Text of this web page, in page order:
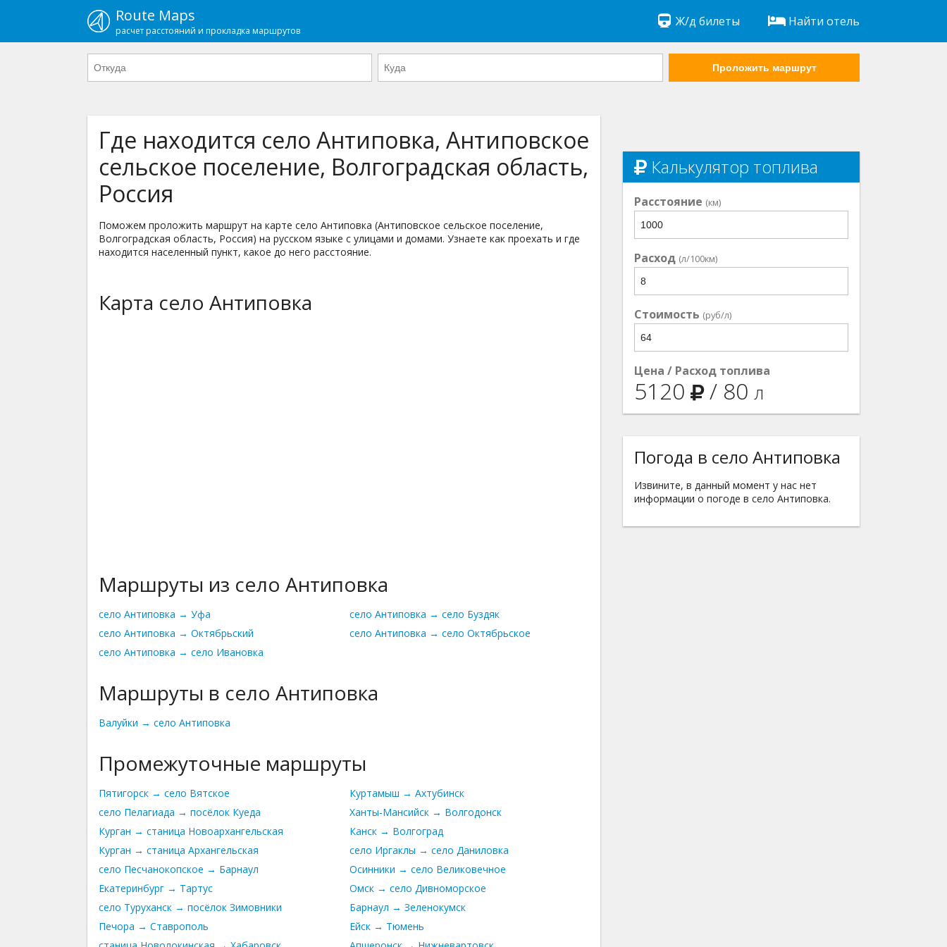
Route Maps
расчет расстояний и прокладка маршрутов
Ж/д билеты Найти отель
Проложить маршрут
Где находится село Антиповка, Антиповское
сельское поселение, Волгоградская область,
Россия
Поможем проложить маршрут на карте село Антиповка (Антиповское сельское поселение,
Волгоградская область, Россия) на русском языке с улицами и домами. Узнаете как проехать и где
находится населенный пункт, какое до него расстояние.
Карта село Антиповка
Маршруты из село Антиповка
село Антиповка → Уфа
село Антиповка → Октябрьский
село Антиповка → село Ивановка
село Антиповка → село Буздяк
село Антиповка → село Октябрьское
Маршруты в село Антиповка
Валуйки → село Антиповка
Промежуточные маршруты
Пятигорск → село Вятское
село Пелагиада → посёлок Куеда
Курган → станица Новоархангельская
Курган → станица Архангельская
село Песчанокопское → Барнаул
Екатеринбург → Тартус
село Туруханск → посёлок Зимовники
Печора → Ставрополь
Куртамыш → Ахтубинск
Ханты-Мансийск → Волгодонск
Канск → Волгоград
село Иргаклы → село Даниловка
Осинники → село Великовечное
Омск → село Дивноморское
Барнаул → Зеленокумск
Ейск → Тюмень
Калькулятор топлива
Расстояние (км)
Расход (л/100км)
Стоимость (руб/л)
Цена / Расход топлива
5120 / 80 л
Погода в село Антиповка
Извините, в данный момент у нас нет
информации о погоде в село Антиповка.